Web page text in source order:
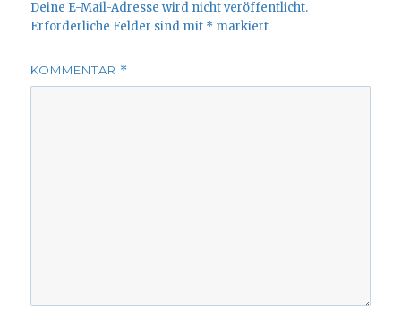
Deine E-Mail-Adresse wird nicht veröffentlicht.
Erforderliche Felder sind mit * markiert
KOMMENTAR *